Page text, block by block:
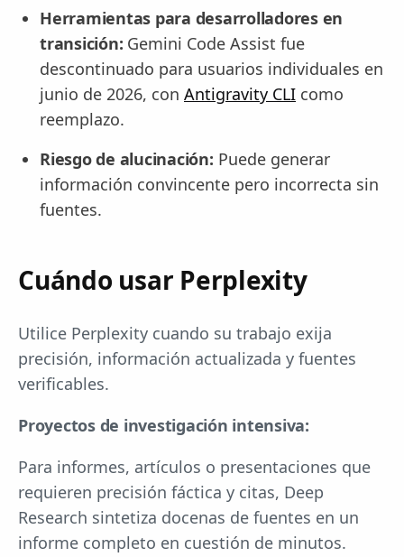
Herramientas para desarrolladores en
transición: Gemini Code Assist fue
descontinuado para usuarios individuales en
junio de 2026, con Antigravity CLI como
reemplazo.
Riesgo de alucinación: Puede generar
información convincente pero incorrecta sin
fuentes.
Cuándo usar Perplexity
Utilice Perplexity cuando su trabajo exija
precisión, información actualizada y fuentes
verificables.
Proyectos de investigación intensiva:
Para informes, artículos o presentaciones que
requieren precisión fáctica y citas, Deep
Research sintetiza docenas de fuentes en un
informe completo en cuestión de minutos.